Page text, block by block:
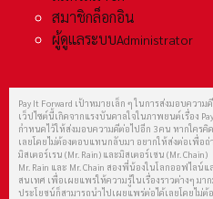
สมาชิกล็อกอิน
ผู้ดูแลระบบAdministrator
Pay It Forward เป้าหมายเล็ก ๆ ในการส่งมอบความ
เว็ปไซต์นี้เกิดจากแรงบันดาลใจในภาพยนต์เรื่อง
กำหนดไว้ให้ส่งมอบความดีต่อไปอีก 3 คน หากใคร
เลยโดยไม่ต้องตอบแทนกลับมา อยากให้ส่งต่อเพื่อถ่
มิสเตอร์เรน (Mr. Rain) และมิสเตอร์เชน (Mr. Chain)
Mr. Rain และ Mr. Chain สองพี่น้องในโลกออฟไล
สนเทศ เพื่อเผยแพร่ให้ความรู้ในเรื่องราวต่างๆ มา
ประโยชน์ก็สามารถนำไปเผยแพร่ต่อได้เลยโดยไม่